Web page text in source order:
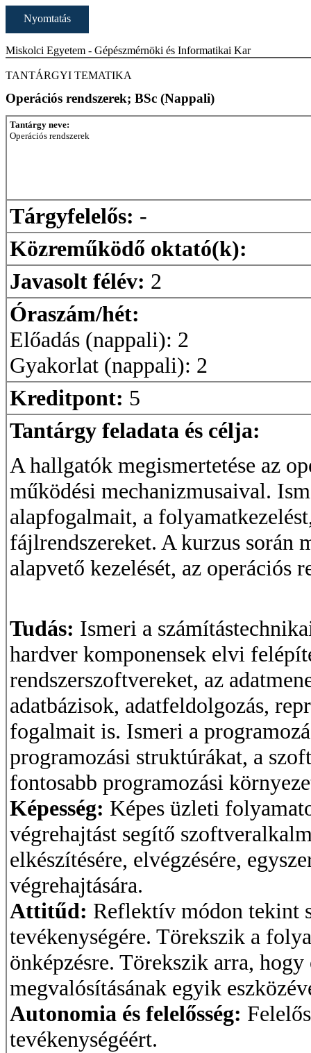
Nyomtatás
Miskolci Egyetem - Gépészmérnöki és Informatikai Kar
TANTÁRGYI TEMATIKA
Operációs rendszerek; BSc (Nappali)
Tantárgy neve:
Operációs rendszerek
Tárgyfelelős: -
Közreműködő oktató(k):
Javasolt félév: 2
Óraszám/hét:
Előadás (nappali): 2
Gyakorlat (nappali): 2
Kreditpont: 5
Tantárgy feladata és célja:
A hallgatók megismertetése az
működési mechanizmusaival.
alapfogalmait, a
fájlrendszereket. A kurzus során
alapvető kezelését, az operációs
Tudás: Ismeri a
hardver komponensek elvi
rendszerszoftvereket, az
adatbázisok, adatfeldolgozás,
fogalmait is. Ismeri a
programozási struktúrákat, a
fontosabb programozási
Képesség: Képes üzleti
végrehajtást segítő
elkészítésére, elvégzésére,
végrehajtására.
Attitűd: Reflektív módon tekint
tevékenységére. Törekszik a
önképzésre. Törekszik arra,
megvalósításának egyik
Autonomia és felelősség:
tevékenységéért.